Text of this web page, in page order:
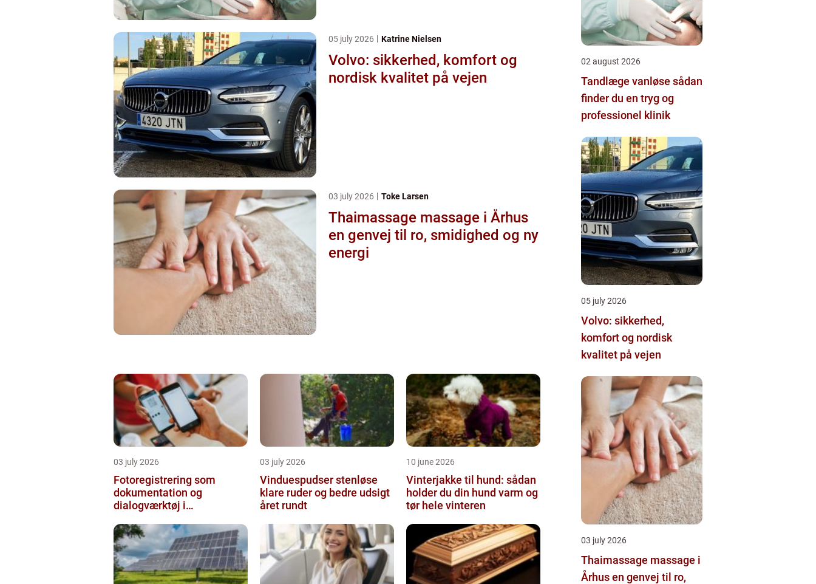
05 july 2026 Katrine Nielsen
Volvo: sikkerhed, komfort og
nordisk kvalitet på vejen
03 july 2026 Toke Larsen
Thaimassage massage i Århus
en genvej til ro, smidighed og ny
energi
03 july 2026
Fotoregistrering som
dokumentation og
dialogværktøj i
03 july 2026
Vinduespudser stenløse
klare ruder og bedre udsigt
året rundt
10 june 2026
Vinterjakke til hund: sådan
holder du din hund varm og
tør hele vinteren
02 august 2026
Tandlæge vanløse sådan
finder du en tryg og
professionel klinik
05 july 2026
Volvo: sikkerhed,
komfort og nordisk
kvalitet på vejen
03 july 2026
Thaimassage massage i
Århus en genvej til ro,